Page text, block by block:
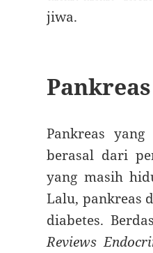
jiwa.
Pankreas
Pankreas
berasal dari
yang masih
Lalu, pankreas
diabetes.
Reviews